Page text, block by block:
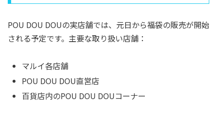
POU DOU DOUの実店舗では、元日から福袋の販売が開始
される予定です。主要な取り扱い店舗：
マルイ各店舗
POU DOU DOU直営店
百貨店内のPOU DOU DOUコーナー